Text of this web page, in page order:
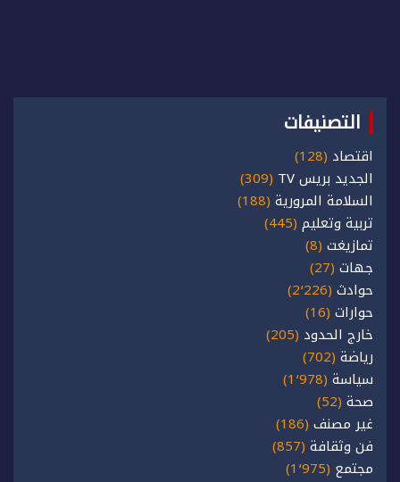
التصنيفات
اقتصاد (128)
الجديد بريس TV
(309)
السلامة المرورية (188)
تربية وتعليم (445)
تمازيغت (8)
جهات (27)
حوادث (2٬226)
حوارات (16)
خارج الحدود (205)
رياضة (702)
سياسة (1٬978)
صحة (52)
غير مصنف (186)
فن وثقافة (857)
مجتمع (1٬975)